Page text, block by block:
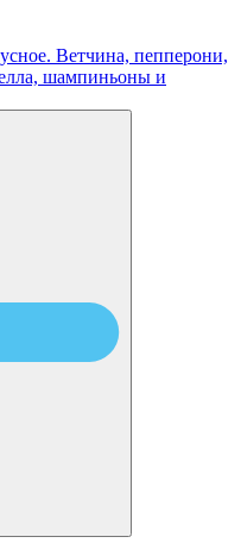
Ветчина, пепперони,
шампиньоны и